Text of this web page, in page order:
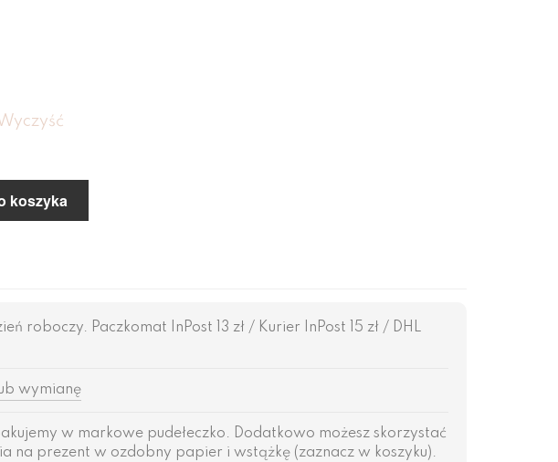
koszyka
roboczy. Paczkomat InPost 13 zł / Kurier InPost 15 zł / DHL
wymianę
w markowe pudełeczko. Dodatkowo możesz skorzystać
na prezent w ozdobny papier i wstążkę (zaznacz w koszyku).